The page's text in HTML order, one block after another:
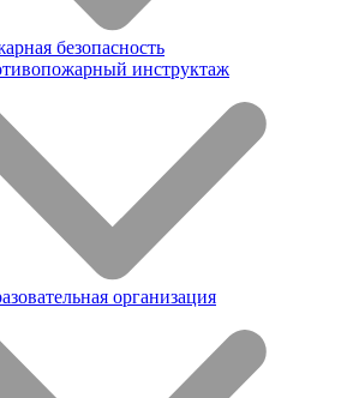
безопасность
инструктаж
организация